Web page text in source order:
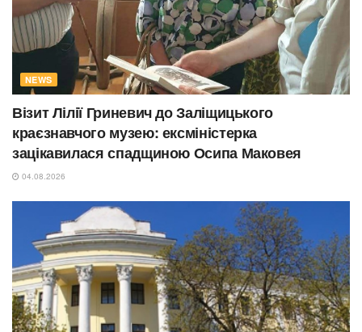
NEWS
Візит Лілії Гриневич до Заліщицького
краєзнавчого музею: ексміністерка
зацікавилася спадщиною Осипа Маковея
04.08.2026